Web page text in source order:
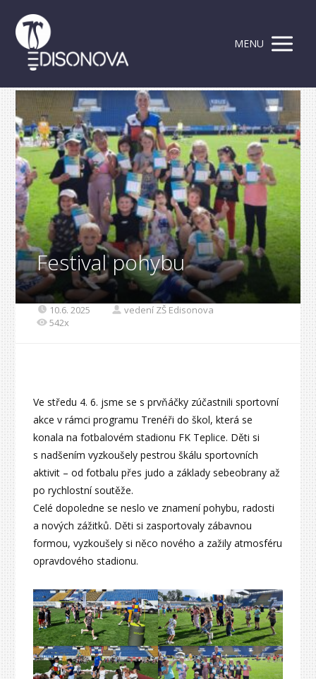
MENU
Festival pohybu
10.6. 2025
vedení ZŠ Edisonova
542x
Ve středu 4. 6. jsme se s prvňáčky zúčastnili sportovní
akce v rámci programu Trenéři do škol, která se
konala na fotbalovém stadionu FK Teplice. Děti si
s nadšením vyzkoušely pestrou škálu sportovních
aktivit – od fotbalu přes judo a základy sebeobrany až
po rychlostní soutěže.
Celé dopoledne se neslo ve znamení pohybu, radosti
a nových zážitků. Děti si zasportovaly zábavnou
formou, vyzkoušely si něco nového a zažily atmosféru
opravdového stadionu.